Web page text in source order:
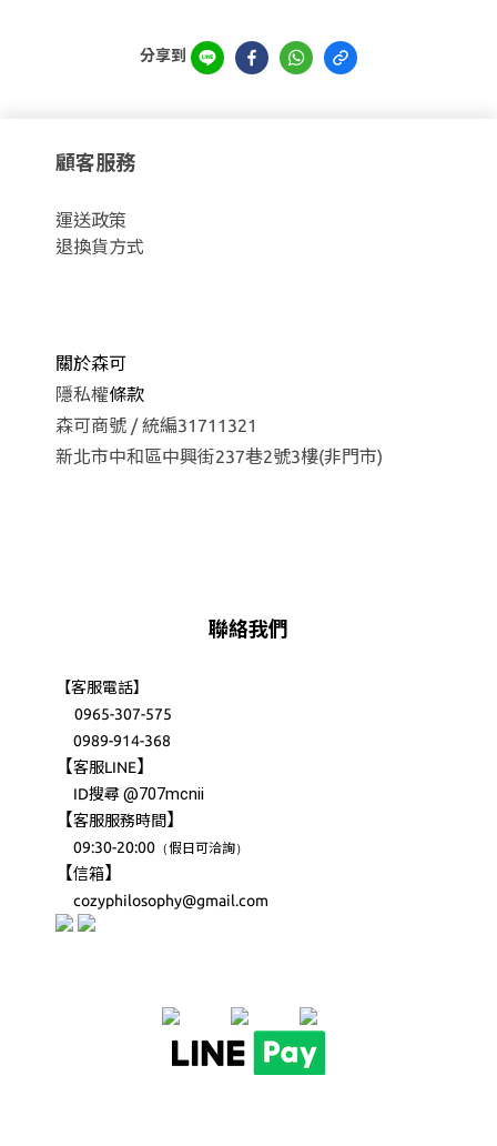
分享到
顧客服務
運送政策
退換貨方式
關於森可
隱私權條款
森可商號 / 統編31711321
新北市中和區中興街237巷2號3樓(非門市)
聯絡我們
【客服電話】
0965-307-575
0989-914-368
【客服LINE】
ID搜尋@707mcnii
【客服服務時間 】
09:30-20:00 （假日可洽詢）
【信箱】
cozyphilosophy@gmail.com